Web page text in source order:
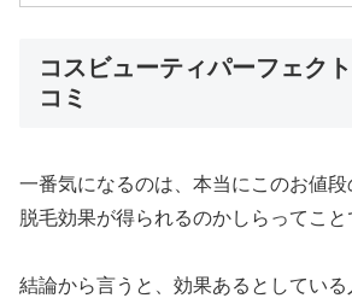
コスビューティパーフェク
コミ
一番気になるのは、本当にこのお値段
脱毛効果が得られるのかしらってこと
結論から言うと、効果あるとしている